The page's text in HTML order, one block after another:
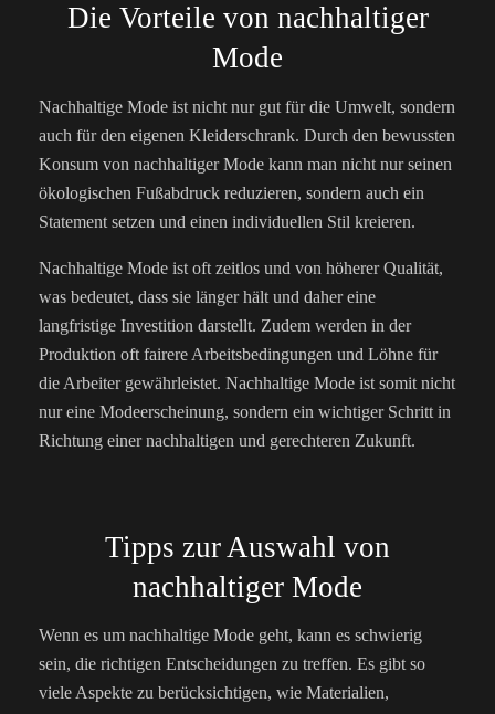
Die Vorteile von nachhaltiger
Mode
Nachhaltige Mode ist nicht nur gut für die Umwelt, sondern
auch für den eigenen Kleiderschrank. Durch den bewussten
Konsum von nachhaltiger Mode kann man nicht nur seinen
ökologischen Fußabdruck reduzieren, sondern auch ein
Statement setzen und einen individuellen Stil kreieren.
Nachhaltige Mode ist oft zeitlos und von höherer Qualität,
was bedeutet, dass sie länger hält und daher eine
langfristige Investition darstellt. Zudem werden in der
Produktion oft fairere Arbeitsbedingungen und Löhne für
die Arbeiter gewährleistet. Nachhaltige Mode ist somit nicht
nur eine Modeerscheinung, sondern ein wichtiger Schritt in
Richtung einer nachhaltigen und gerechteren Zukunft.
Tipps zur Auswahl von
nachhaltiger Mode
Wenn es um nachhaltige Mode geht, kann es schwierig
sein, die richtigen Entscheidungen zu treffen. Es gibt so
viele Aspekte zu berücksichtigen, wie Materialien,